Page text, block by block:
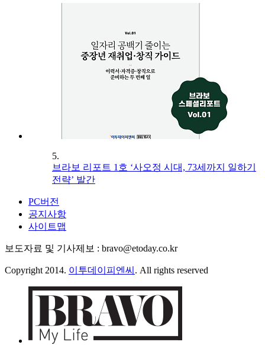
5.
브라보 리포트 1호 ‘사오정 시대, 73세까지 일하기
전략’ 발간
PC버전
공지사항
사이트맵
보도자료 및 기사제보 : bravo@etoday.co.kr
Copyright 2014. 이투데이피엔씨 . All rights reserved